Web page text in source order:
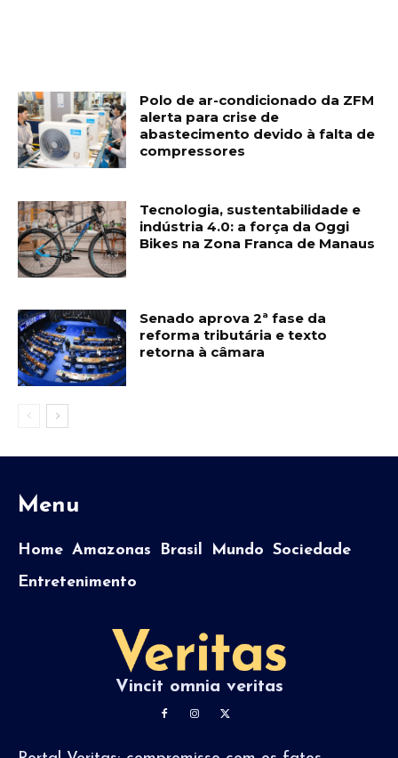
Polo de ar-condicionado da ZFM
alerta para crise de
abastecimento devido à falta de
compressores
Tecnologia, sustentabilidade e
indústria 4.0: a força da Oggi
Bikes na Zona Franca de Manaus
Senado aprova 2ª fase da
reforma tributária e texto
retorna à câmara
Menu
Home Amazonas Brasil Mundo Sociedade
Entretenimento
Vincit omnia veritas